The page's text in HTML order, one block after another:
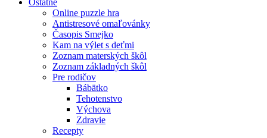
Ostatné
Online puzzle hra
Antistresové omaľovánky
Časopis Smejko
Kam na výlet s deťmi
Zoznam materských škôl
Zoznam základných škôl
Pre rodičov
Bábätko
Tehotenstvo
Výchova
Zdravie
Recepty